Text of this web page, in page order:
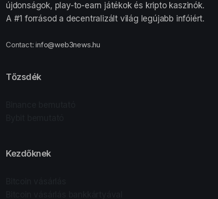
újdonságok, play-to-earn játékok és kripto kaszinók.
A #1 forrásod a decentralizált világ legújabb infóiért.
Contact:info@web3news.hu
Tőzsdék
Kezdőknek